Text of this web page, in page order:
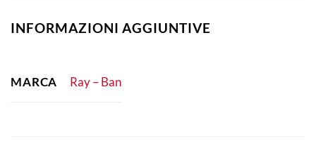
INFORMAZIONI AGGIUNTIVE
MARCA Ray – Ban